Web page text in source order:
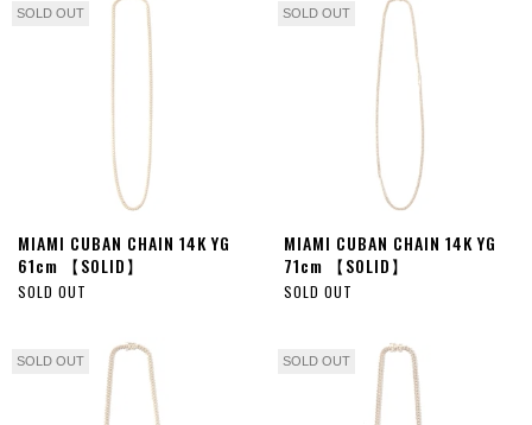
SOLD OUT
MIAMI CUBAN CHAIN 14K YG
61cm 【SOLID】
SOLD OUT
SOLD OUT
MIAMI CUBAN CHAIN 14K YG
71cm 【SOLID】
SOLD OUT
SOLD OUT SOLD OUT